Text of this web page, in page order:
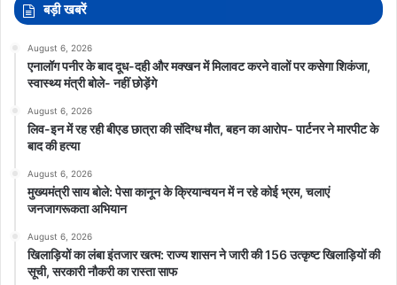
बड़ी खबरें
August 6, 2026
एनालॉग पनीर के बाद दूध-दही और मक्खन में मिलावट करने वालों पर कसेगा शिकंजा,
स्वास्थ्य मंत्री बोले- नहीं छोड़ेंगे
August 6, 2026
लिव-इन में रह रही बीएड छात्रा की संदिग्ध मौत, बहन का आरोप- पार्टनर ने मारपीट के
बाद की हत्या
August 6, 2026
मुख्यमंत्री साय बोले: पेसा कानून के क्रियान्वयन में न रहे कोई भ्रम, चलाएं
जनजागरूकता अभियान
August 6, 2026
खिलाड़ियों का लंबा इंतजार खत्म: राज्य शासन ने जारी की 156 उत्कृष्ट खिलाड़ियों की
सूची, सरकारी नौकरी का रास्ता साफ